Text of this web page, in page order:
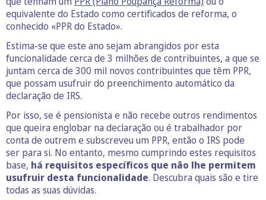
equivalente do Estado como certificados de reforma, o
conhecido «PPR do Estado».
Estima-se que este ano sejam abrangidos por esta
funcionalidade cerca de 3 milhões de contribuintes, a que se
juntam cerca de 300 mil novos contribuintes que têm PPR,
que possam usufruir do preenchimento automático da
declaração de IRS.
Por isso, se é pensionista e não recebe outros rendimentos
que queira englobar na declaração ou é trabalhador por
conta de outrem e subscreveu um PPR, então o IRS pode
ser para si. No entanto, mesmo cumprindo estes requisitos
base, há requisitos específicos que não lhe permitem
usufruir desta funcionalidade. Descubra quais são e tire
todas as suas dúvidas.